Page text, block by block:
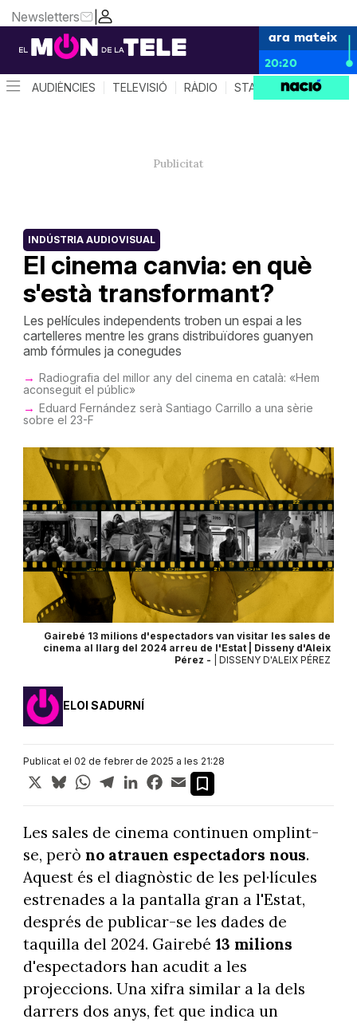
|
Newsletters
ara mateix
20:20
AUDIÈNCIES TELEVISIÓ RÀDIO STAR SYSTEM
El cinema canvia: en què
s'està transformant?
INDÚSTRIA AUDIOVISUAL
Les pel·lícules independents troben un espai a les
cartelleres mentre les grans distribuïdores guanyen
amb fórmules ja conegudes
Radiografia del millor any del cinema en català: «Hem
aconseguit el públic»
Eduard Fernández serà Santiago Carrillo a una sèrie
sobre el 23-F
Gairebé 13 milions d'espectadors van visitar les sales de
cinema al llarg del 2024 arreu de l'Estat | Disseny d'Aleix
Pérez -
| DISSENY D'ALEIX PÉREZ
ELOI SADURNÍ
Publicat el 02 de febrer de 2025 a les 21:28
X BlueskyWhatsApp
TelegramLinkedInFacebook
Email
Les sales de cinema continuen omplint-
se, però no atrauen espectadors nous.
Aquest és el diagnòstic de les pel·lícules
estrenades a la pantalla gran a l'Estat,
després de publicar-se les dades de
taquilla del 2024. Gairebé 13 milions
d'espectadors han acudit a les
projeccions. Una xifra similar a la dels
darrers dos anys, fet que indica un